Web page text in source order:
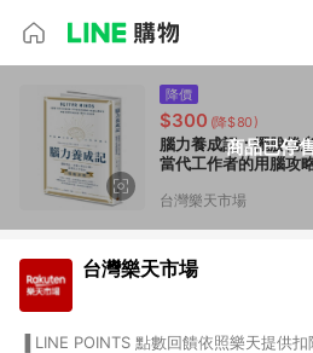
商品已停
降價
$300 (降$80)
腦力養成記：擺脫倦
當代工作者的用腦攻
台灣樂天市場
台灣樂天市場